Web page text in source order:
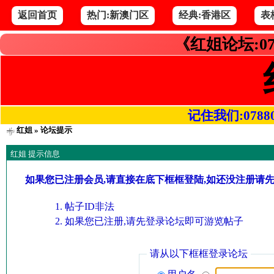
返回首页 热门:新澳门区 经典:香港区 表
《红姐论坛
记住我们
红姐» 论坛提示
红姐 提示信息
如果您已注册会员,请直接在底下框框登陆,如还没注册请
帖子ID非法
如果您已注册,请先登录论坛即可游览帖子
请从以下框框登录论坛